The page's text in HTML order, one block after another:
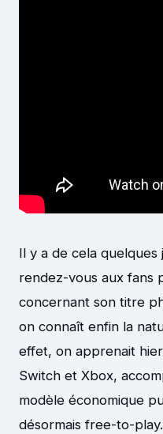
Il y a de cela
rendez-vous aux fans
concernant son titre
on connaît enfin la
effet, on apprenait
Switch et Xbox,
modèle économique
désormais free-to-play.